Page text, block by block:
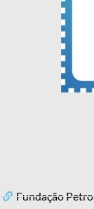
Fundação